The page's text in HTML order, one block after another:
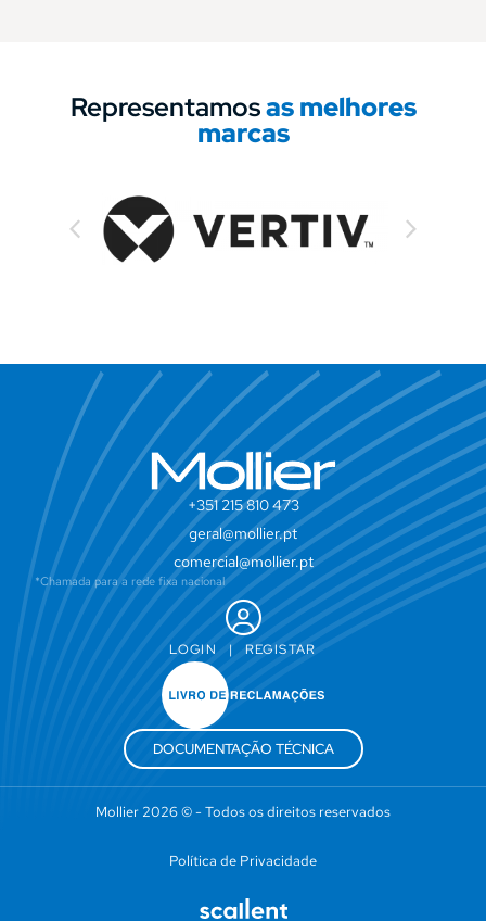
Representamosas melhores
marcas
+351 215 810 473
geral@mollier.pt
comercial@mollier.pt
*Chamada para a rede fixa nacional
LOGIN | REGISTAR
DOCUMENTAÇÃO TÉCNICA
Mollier 2026 © - Todos os direitos reservados
Política de Privacidade